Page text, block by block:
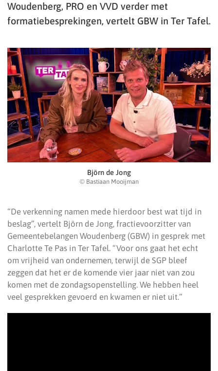
Woudenberg, PRO en VVD verder met
formatiebesprekingen, vertelt GBW in Ter Tafel.
Björn de Jong
© Bastiaan Mooijman
“De verkenning namen mede hierdoor best wat tijd in
beslag”, vertelt Björn de Jong, fractievoorzitter van
Gemeentebelangen Woudenberg (GBW) in gesprek met
Charlotte Te Pas in Ter Tafel. “Voor ons gaat het echt
om vrijheid van ondernemen, terwijl de SGP bleef
zeggen dat het er de komende vier jaar niet van zou
komen met de zondagsopenstelling. We hebben heel
veel gesprekken gevoerd en kwamen er niet uit.”